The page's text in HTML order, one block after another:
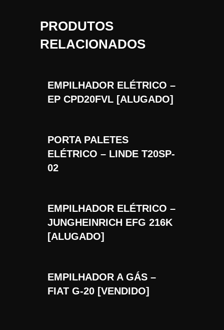
PRODUTOS
RELACIONADOS
EMPILHADOR ELÉTRICO –
EP CPD20FVL [ALUGADO]
PORTA PALETES
ELÉTRICO – LINDE T20SP-
02
EMPILHADOR ELÉTRICO –
JUNGHEINRICH EFG 216K
[ALUGADO]
EMPILHADOR A GÁS –
FIAT G-20 [VENDIDO]